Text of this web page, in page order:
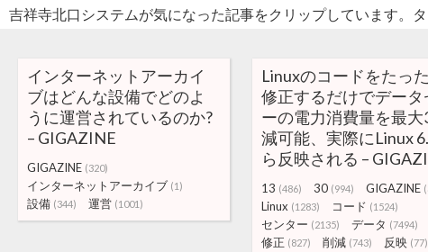
吉祥寺北口システムが気になった記事をクリップしています。
インターネットアーカイ
ブはどんな設備でどのよ
うに運営されているのか?
– GIGAZINE
GIGAZINE (320)
インターネットアーカイブ (1)
設備 (344) 運営 (1001)
Linuxのコードをたっ
修正するだけでデータ
ーの電力消費量を最大
減可能、実際にLinux
ら反映される –
13 (486) 30 (994) GIGAZINE
Linux (1283) コード (1524)
センター (2135) データ (7494)
修正 (827) 削減 (743) 反映 (77)